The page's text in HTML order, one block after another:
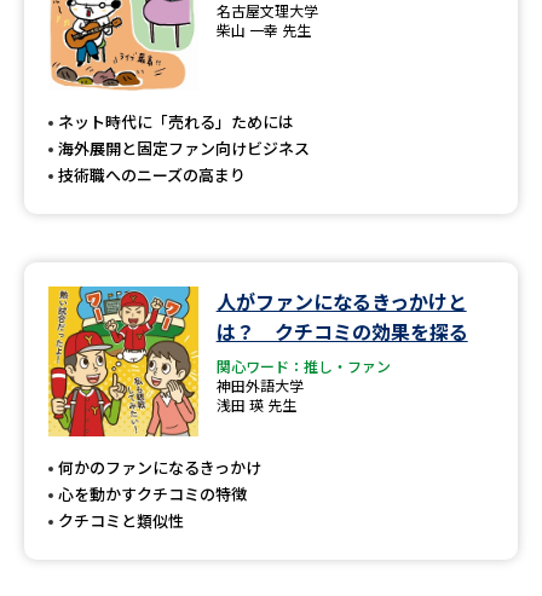
名古屋文理大学
柴山 一幸 先生
ネット時代に「売れる」ためには
海外展開と固定ファン向けビジネス
技術職へのニーズの高まり
人がファンになるきっかけと
は？ クチコミの効果を探る
関心ワード：推し・ファン
神田外語大学
浅田 瑛 先生
何かのファンになるきっかけ
心を動かすクチコミの特徴
クチコミと類似性